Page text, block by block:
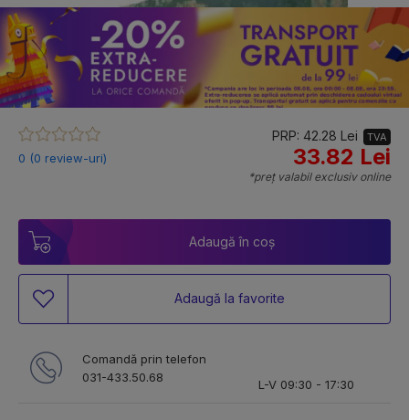
0 (0 review-uri)
PRP: 42.28 Lei TVA
33.82 Lei
*preț valabil exclusiv online
Adaugă în coș
Adaugă la favorite
Comandă prin telefon
031-433.50.68
L-V 09:30 - 17:30